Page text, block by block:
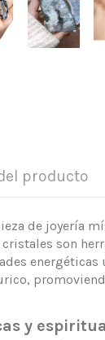
producto
de joyería
son
y